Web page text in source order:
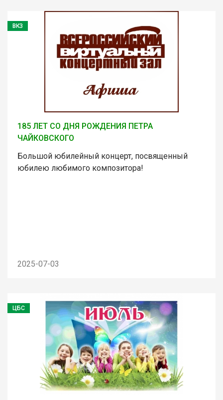
ВКЗ
185 ЛЕТ СО ДНЯ РОЖДЕНИЯ ПЕТРА
ЧАЙКОВСКОГО
Большой юбилейный концерт, посвященный
юбилею любимого композитора!
2025-07-03
ЦБС